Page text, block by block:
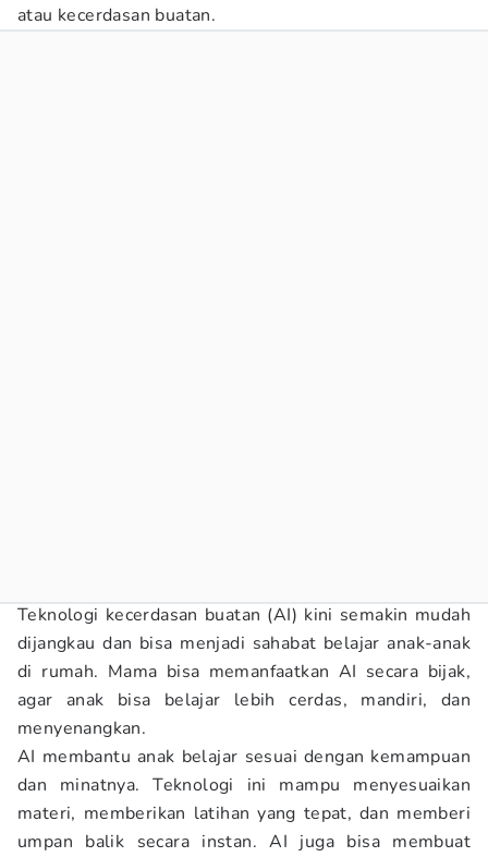
atau kecerdasan buatan.
Teknologi kecerdasan buatan (AI) kini semakin mudah
dijangkau dan bisa menjadi sahabat belajar anak-anak
di rumah. Mama bisa memanfaatkan AI secara bijak,
agar anak bisa belajar lebih cerdas, mandiri, dan
menyenangkan.
AI membantu anak belajar sesuai dengan kemampuan
dan minatnya. Teknologi ini mampu menyesuaikan
materi, memberikan latihan yang tepat, dan memberi
umpan balik secara instan. AI juga bisa membuat